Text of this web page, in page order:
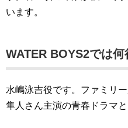
います。
WATER BOYS2では何
水嶋泳吉役です。ファミリ
隼人さん主演の青春ドラマ